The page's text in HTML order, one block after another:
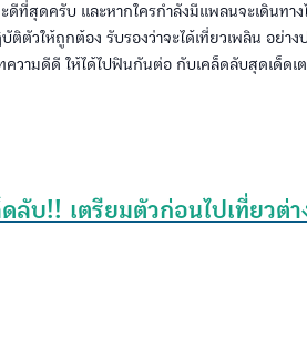
ดีที่สุดครับ และหากใครกำลังมีแพลนจะเดินทา
ตัวให้ถูกต้อง รับรองว่าจะได้เที่ยวเพลิน อย่าง
ามดีดี ให้ได้ไปฟินกันต่อ กับเคล็ดลับสุดเด็ดเต
ลับ!! เตรียมตัวก่อนไปเที่ยวต่า